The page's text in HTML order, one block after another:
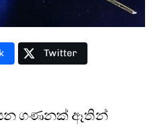
Twitter
ගණනක් ඈතින්